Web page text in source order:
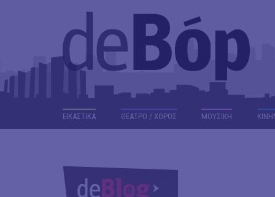
ΕΙΚΑΣΤΙΚΑ ΘΕΑΤΡΟ / ΧΟΡΟΣ ΜΟΥΣΙΚΗ